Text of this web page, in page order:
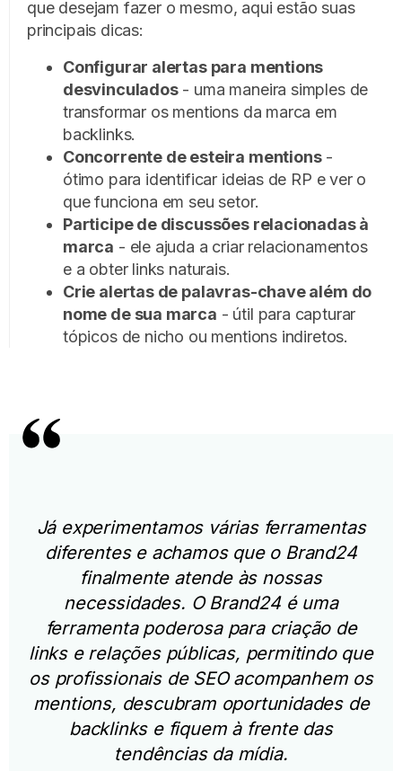
que desejam fazer o mesmo, aqui estão suas
principais dicas:
Configurar alertas para mentions
desvinculados- uma maneira simples de
transformar os mentions da marca em
backlinks.
Concorrente de esteira mentions-
ótimo para identificar ideias de RP e ver o
que funciona em seu setor.
Participe de discussões relacionadas à
marca - ele ajuda a criar relacionamentos
e a obter links naturais.
Crie alertas de palavras-chave além do
nome de sua marca - útil para capturar
tópicos de nicho ou mentions indiretos.
Já experimentamos várias ferramentas
diferentes e achamos que o Brand24
finalmente atende às nossas
necessidades. O Brand24 é uma
ferramenta poderosa para criação de
links e relações públicas, permitindo que
os profissionais de SEO acompanhem os
mentions, descubram oportunidades de
backlinks e fiquem à frente das
tendências da mídia.